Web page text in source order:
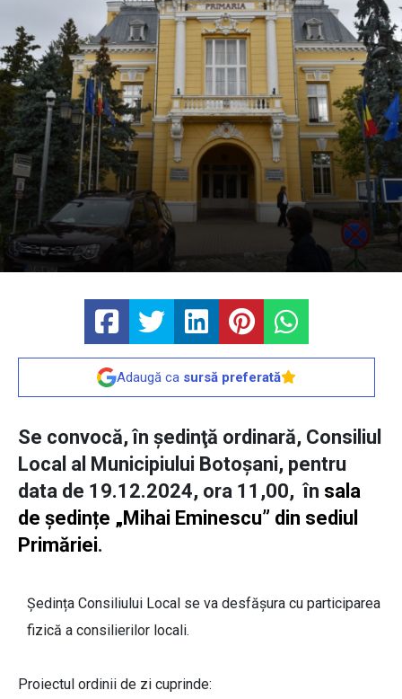
Adaugă ca sursă preferată
Se convocă, în şedinţă ordinară, Consiliul
Local al Municipiului Botoşani, pentru
data de 19.12.2024, ora 11,00, în sala
de ședințe „Mihai Eminescu” din sediul
Primăriei.
Ședința Consiliului Local se va desfășura cu participarea
fizică a consilierilor locali.
Proiectul ordinii de zi cuprinde: